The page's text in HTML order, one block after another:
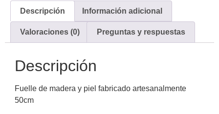
Descripción Información adicional
Valoraciones (0) Preguntas y respuestas
Descripción
Fuelle de madera y piel fabricado artesanalmente
50cm